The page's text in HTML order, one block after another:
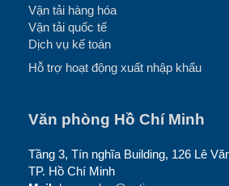
Vận tải hàng hóa
Vận tải quốc tế
Dịch vụ kế toán
Hỗ trợ hoạt động xuất nhập khẩu
Văn phòng Hồ Chí Minh
Tầng 3, Tín nghĩa Building, 126 Lê
TP. Hồ Chí Minh